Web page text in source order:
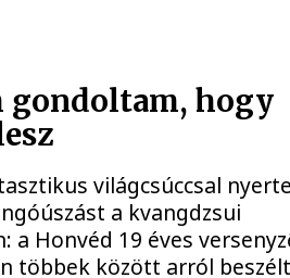
gondoltam, hogy
világcsúccsal
a kvangdzsui
a Honvéd 19 éves
többek között arról